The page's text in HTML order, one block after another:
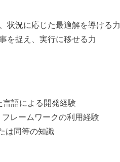
状況に応じた最適解を導ける力
を捉え、実行に移せる力
語による開発経験
レームワークの利用経験
は同等の知識